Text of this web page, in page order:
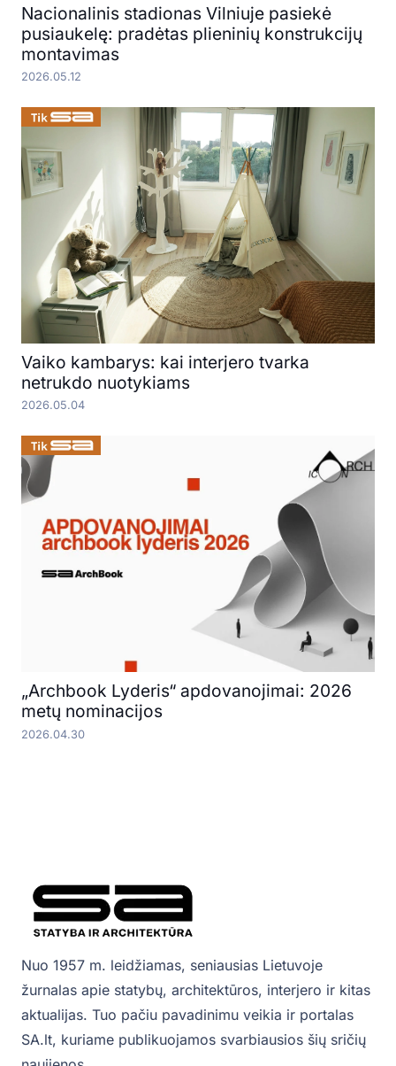
Nacionalinis stadionas Vilniuje pasiekė
pusiaukelę: pradėtas plieninių konstrukcijų
montavimas
2026.05.12
Vaiko kambarys: kai interjero tvarka
netrukdo nuotykiams
2026.05.04
„Archbook Lyderis“ apdovanojimai: 2026
metų nominacijos
2026.04.30
Nuo 1957 m. leidžiamas, seniausias Lietuvoje
žurnalas apie statybų, architektūros, interjero ir kitas
aktualijas. Tuo pačiu pavadinimu veikia ir portalas
SA.lt, kuriame publikuojamos svarbiausios šių sričių